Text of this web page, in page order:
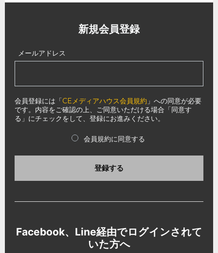
新規会員登録
メールアドレス
会員登録には「CEメディアハウス会員規約 」への同意が必要
です。内容をご確認の上、ご同意いただける場合「同意す
る」にチェックをして、登録にお進みください。
会員規約に同意する
登録する
Facebook、Line経由でログインされて
いた方へ